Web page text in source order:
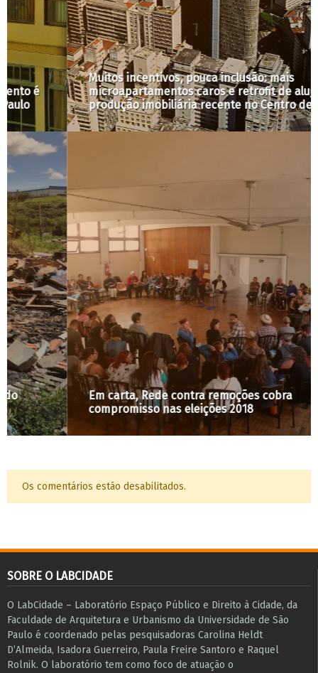
Muitos incentivos, pouca inclusão: mais
microapartamentos caros e retrofit de aluguel na
produção imobiliária recente no Centro de SP
Em carta, Rede contra remoções cobra
compromisso nas eleições 2018
Os comentários estão desabilitados.
SOBRE O LABCIDADE
O LabCidade – Laboratório Espaço Público e Direito à Cidade, da
Faculdade de Arquitetura e Urbanismo da Universidade de São
Paulo é coordenado pelas pesquisadoras Carolina Heldt
D’Almeida, Isadora Guerreiro, Paula Freire Santoro e Raquel
Rolnik. O laboratório tem como foco de atuação o